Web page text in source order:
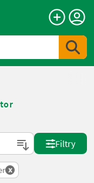
Filtry
x